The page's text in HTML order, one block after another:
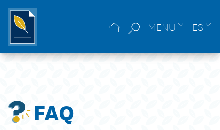
MENU ES
FAQ